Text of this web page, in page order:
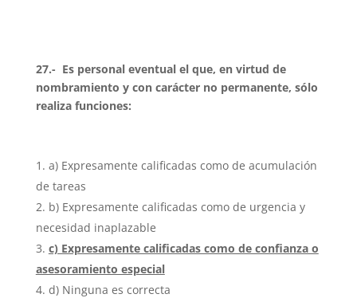
27.- Es personal eventual el que, en virtud de
nombramiento y con carácter no permanente, sólo
realiza funciones:
a) Expresamente calificadas como de acumulación
de tareas
b) Expresamente calificadas como de urgencia y
necesidad inaplazable
c) Expresamente calificadas como de confianza o
asesoramiento especial
d) Ninguna es correcta